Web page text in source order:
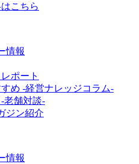
こちら
情報
ポート
め -経営ナレッジコラム-
老舗対談-
ジン紹介
情報